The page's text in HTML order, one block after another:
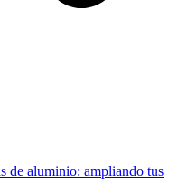
de aluminio: ampliando tus